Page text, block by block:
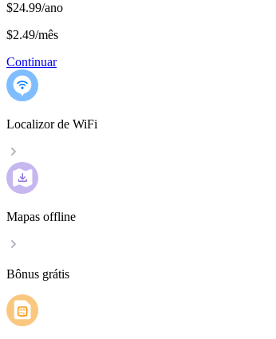
$24.99/ano
$2.49/mês
Continuar
Localizor de WiFi
Mapas offline
Bônus grátis